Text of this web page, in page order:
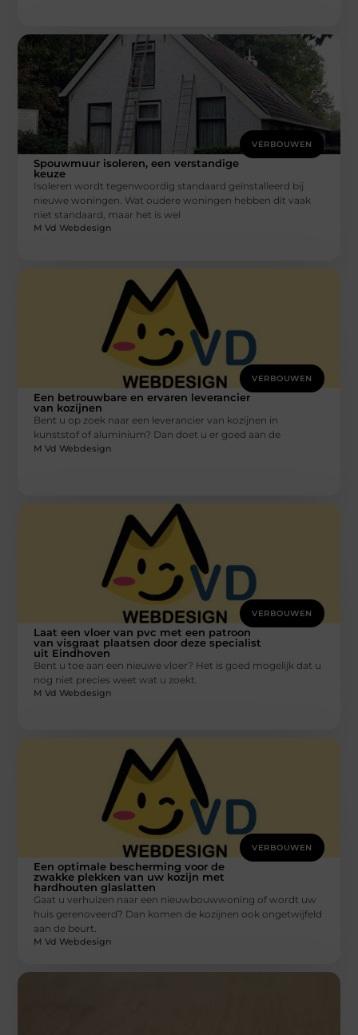
VERBOUWEN
Spouwmuur isoleren, een verstandige
keuze
Isoleren wordt tegenwoordig standaard geïnstalleerd bij
nieuwe woningen. Wat oudere woningen hebben dit vaak
niet standaard, maar het is wel
M Vd Webdesign
VERBOUWEN
Een betrouwbare en ervaren leverancier
van kozijnen
Bent u op zoek naar een leverancier van kozijnen in
kunststof of aluminium? Dan doet u er goed aan de
M Vd Webdesign
VERBOUWEN
Laat een vloer van pvc met een patroon
van visgraat plaatsen door deze specialist
uit Eindhoven
Bent u toe aan een nieuwe vloer? Het is goed mogelijk dat u
nog niet precies weet wat u zoekt.
M Vd Webdesign
VERBOUWEN
Een optimale bescherming voor de
zwakke plekken van uw kozijn met
hardhouten glaslatten
Gaat u verhuizen naar een nieuwbouwwoning of wordt uw
huis gerenoveerd? Dan komen de kozijnen ook ongetwijfeld
aan de beurt.
M Vd Webdesign